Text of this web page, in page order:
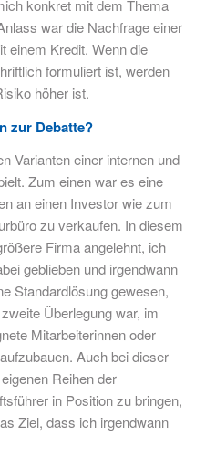
konkret mit dem Thema
war die Nachfrage einer
einem Kredit. Wenn die
formuliert ist, werden
höher ist.
zur Debatte?
Varianten einer internen und
Zum einen war es eine
an einen Investor wie zum
zu verkaufen. In diesem
Firma angelehnt, ich
geblieben und irgendwann
Standardlösung gewesen,
Überlegung war, im
Mitarbeiterinnen oder
Auch bei dieser
Reihen der
in Position zu bringen,
Ziel, dass ich irgendwann